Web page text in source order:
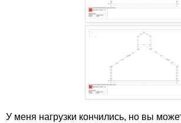
У меня нагрузки кончились, но вы